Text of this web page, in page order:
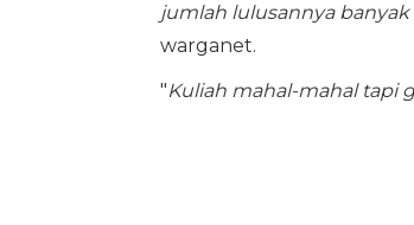
jumlah lulusannya banyak
warganet.
"Kuliah mahal-mahal tapi